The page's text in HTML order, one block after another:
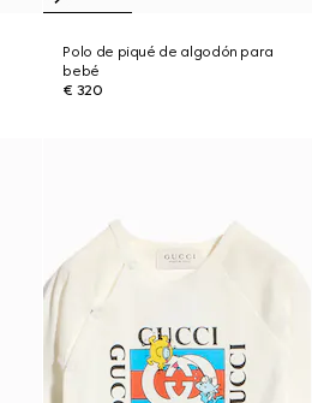
Polo de piqué de algodón para
bebé
€ 320